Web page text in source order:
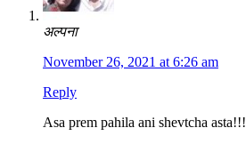
अल्पना
November 26, 2021 at 6:26 am
Reply
Asa prem pahila ani shevtcha asta!!!